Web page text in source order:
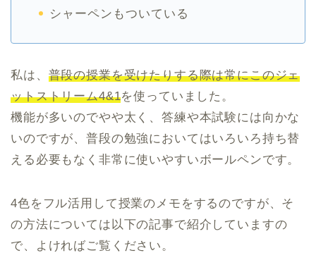
シャーペンもついている
私は、 普段の授業を受けたりする際は常にこのジェ
ットストリーム4&1を使っていました。
機能が多いのでやや太く、答練や本試験には向かな
いのですが、普段の勉強においてはいろいろ持ち替
える必要もなく非常に使いやすいボールペンです。
4色をフル活用して授業のメモをするのですが、そ
の方法については以下の記事で紹介していますの
で、よければご覧ください。